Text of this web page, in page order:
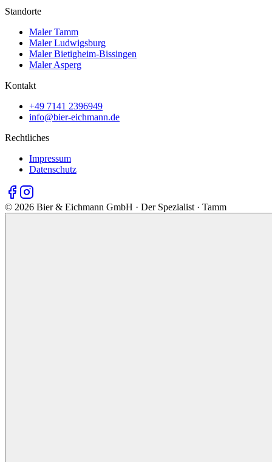
Standorte
Maler Tamm
Maler Ludwigsburg
Maler Bietigheim-Bissingen
Maler Asperg
Kontakt
+49 7141 2396949
info@bier-eichmann.de
Rechtliches
Impressum
Datenschutz
© 2026 Bier & Eichmann GmbH · Der Spezialist · Tamm